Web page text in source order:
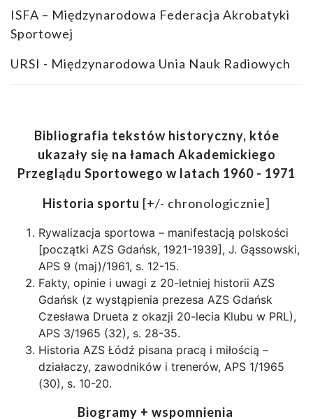
ISFA – Międzynarodowa Federacja Akrobatyki
Sportowej
URSI - Międzynarodowa Unia Nauk Radiowych
Bibliografia tekstów historyczny, któe
ukazały się na łamach Akademickiego
Przeglądu Sportowego w latach 1960 - 1971
Historia sportu [+/- chronologicznie]
Rywalizacja sportowa – manifestacją polskości
[początki AZS Gdańsk, 1921-1939], J. Gąssowski,
APS 9 (maj)/1961, s. 12-15.
Fakty, opinie i uwagi z 20-letniej historii AZS
Gdańsk (z wystąpienia prezesa AZS Gdańsk
Czesława Drueta z okazji 20-lecia Klubu w PRL),
APS 3/1965 (32), s. 28-35.
Historia AZS Łódź pisana pracą i miłością –
działaczy, zawodników i trenerów, APS 1/1965
(30), s. 10-20.
Biogramy + wspomnienia